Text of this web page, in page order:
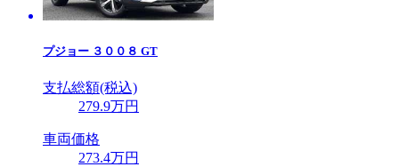
プジョー ３００８ GT
支払総額(税込)
279.9万円
車両価格
273.4万円